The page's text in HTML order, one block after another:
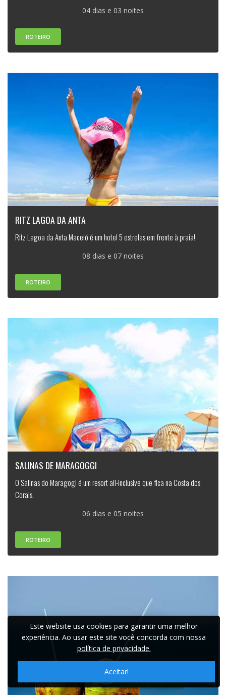
04 dias e 03 noites
ROTEIRO
RITZ LAGOA DA ANTA
Ritz Lagoa da Anta Maceió é um hotel 5 estrelas em frente à praia!
08 dias e 07 noites
ROTEIRO
SALINAS DE MARAGOGGI
O Salinas do Maragogi é um resort all-inclusive que fica na Costa dos
Corais.
06 dias e 05 noites
ROTEIRO
Este website usa cookies para garantir uma melhor
experiência. Ao usar este site você concorda com nossa
política de privacidade.
Aceitar!